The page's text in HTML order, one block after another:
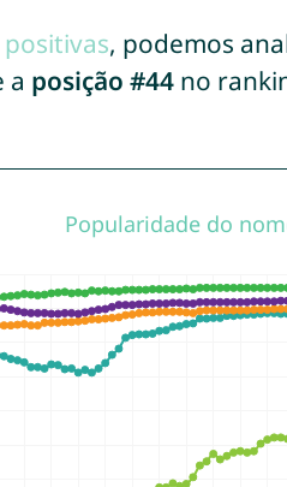
, podemos
a posição #44no